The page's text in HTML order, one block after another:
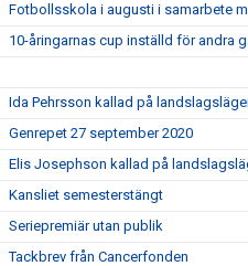
Fotbollsskola i augusti i samarbete
10-åringarnas cup inställd för andra
Ida Pehrsson kallad på
Genrepet 27 september 2020
Elis Josephson kallad på
Kansliet semesterstängt
Seriepremiär utan publik
Tackbrev från Cancerfonden